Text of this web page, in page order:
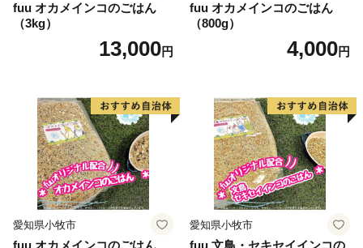
fuu オカメインコのごはん
（3kg）
13,000円
fuu オカメインコのごはん
（800g）
4,000円
愛知県小牧市
fuu オカメインコのごはん
愛知県小牧市
fuu 文鳥・セキセイインコの